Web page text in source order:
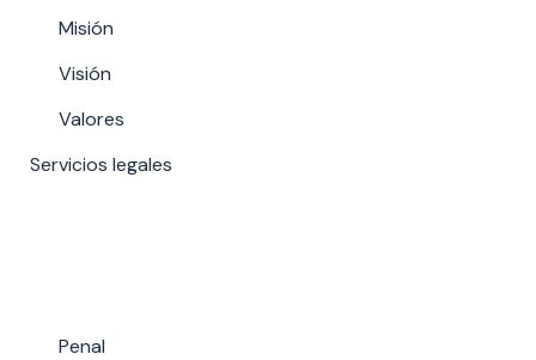
Misión
Visión
Valores
Servicios legales
Penal